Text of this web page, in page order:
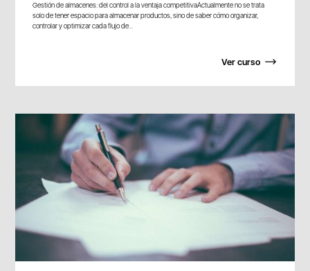
Gestión de almacenes: del control a la ventaja competitivaActualmente no se trata
solo de tener espacio para almacenar productos, sino de saber cómo organizar,
controlar y optimizar cada flujo de...
Ver curso